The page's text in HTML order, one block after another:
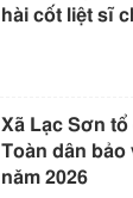
hài cốt liệt sĩ
Xã Lạc Sơn
Toàn dân bảo
năm 2026